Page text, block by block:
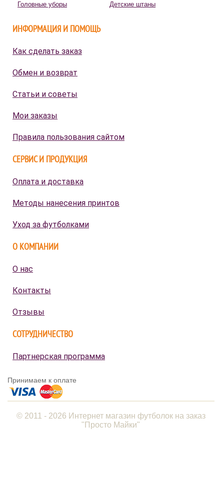
Головные уборы
Детские штаны
ИНФОРМАЦИЯ И ПОМОЩЬ
Как сделать заказ
Обмен и возврат
Статьи и советы
Мои заказы
Правила пользования сайтом
СЕРВИС И ПРОДУКЦИЯ
Оплата и доставка
Методы нанесения принтов
Уход за футболками
О КОМПАНИИ
О нас
Контакты
Отзывы
СОТРУДНИЧЕСТВО
Партнерская программа
Принимаем к оплате
© 2011 - 2026 Интернет магазин футболок на заказ
"Просто Майки"